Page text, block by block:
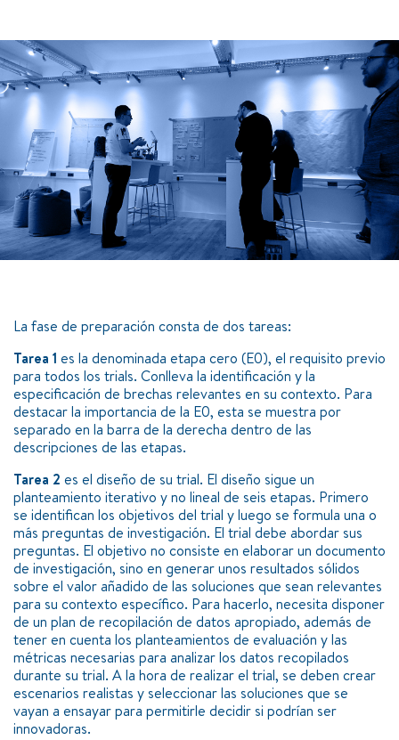
La fase de preparación consta de dos tareas:
Tarea 1 es la denominada etapa cero (E0), el requisito previo
para todos los trials. Conlleva la identificación y la
especificación de brechas relevantes en su contexto. Para
destacar la importancia de la E0, esta se muestra por
separado en la barra de la derecha dentro de las
descripciones de las etapas.
Tarea 2 es el diseño de su trial. El diseño sigue un
planteamiento iterativo y no lineal de seis etapas. Primero
se identifican los objetivos del trial y luego se formula una o
más preguntas de investigación. El trial debe abordar sus
preguntas. El objetivo no consiste en elaborar un documento
de investigación, sino en generar unos resultados sólidos
sobre el valor añadido de las soluciones que sean relevantes
para su contexto específico. Para hacerlo, necesita disponer
de un plan de recopilación de datos apropiado, además de
tener en cuenta los planteamientos de evaluación y las
métricas necesarias para analizar los datos recopilados
durante su trial. A la hora de realizar el trial, se deben crear
escenarios realistas y seleccionar las soluciones que se
vayan a ensayar para permitirle decidir si podrían ser
innovadoras.